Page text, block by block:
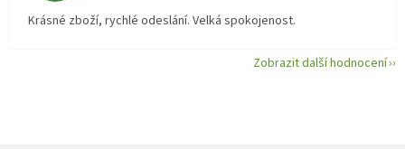
Krásné zboží, rychlé odeslání. Velká spokojenost.
Zobrazit další hodnocení